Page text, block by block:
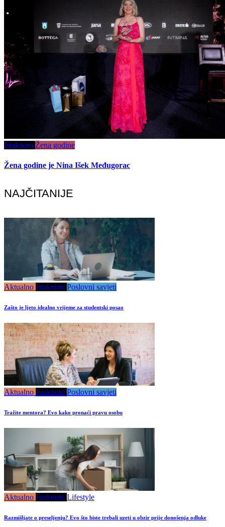
Istaknuto Žena godine
Žena godine je Nina Išek Međugorac
NAJČITANIJE
Aktualno Istaknuto Poslovni savjeti
Zašto je ljeto idealno vrijeme za studentski posao
Aktualno Istaknuto Poslovni savjeti
Tražite mentora? Evo kako pronaći pravu osobu
Aktualno Istaknuto Lifestyle
Razmišljate o preseljenju? Evo što biste trebali uzeti u obzir prije donošenja odluke